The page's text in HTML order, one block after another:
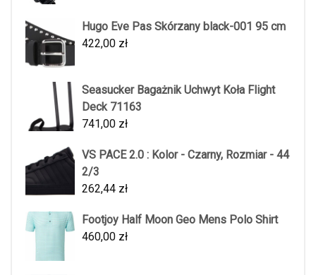
Hugo Eve Pas Skórzany black-001 95 cm
422,00 zł
Seasucker Bagażnik Uchwyt Koła Flight
Deck 71163
741,00 zł
VS PACE 2.0 : Kolor - Czarny, Rozmiar - 44
2/3
262,44 zł
Footjoy Half Moon Geo Mens Polo Shirt
460,00 zł